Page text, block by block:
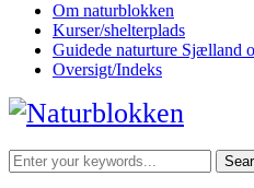
Om naturblokken
Kurser/shelterplads
Guidede naturture Sjælland
Oversigt/Indeks
Search
for: